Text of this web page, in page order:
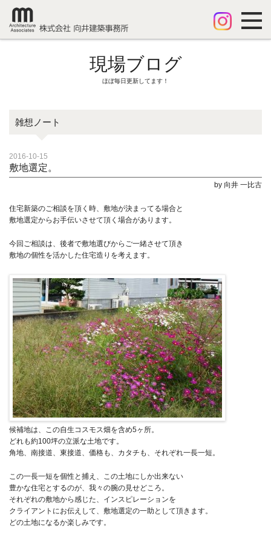
現場ブログ
ほぼ毎日更新してます！
雑想ノート
2016-10-15
敷地選定。
by 向井 一比古
住宅新築のご相談を頂く時、敷地が決まってる場合と
敷地選定からお手伝いさせて頂く場合があります。
今回ご相談は、後者で敷地選びからご一緒させて頂き
敷地の個性を活かした住宅造りを考えます。
候補地は、この自生コスモス畑を含め5ヶ所。
どれも約100坪の立派な土地です。
角地、南接道、東接道、価格も、カタチも、それぞれ一長一短。
この一長一短を個性と捕え、この土地にしか出来ない
豊かな住宅とするのが、我々の腕の見せどころ。
それぞれの敷地から感じた、インスピレーションを
クライアントにお伝えして、敷地選定の一助として頂きます。
どの土地になるか楽しみです。